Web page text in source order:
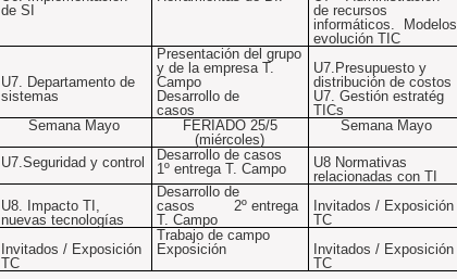
de SI
de recursos
informáticos.
Modelos
evolución TIC
U7. Departamento de
sistemas
Presentación del grupo
y de la empresa T.
Campo
Desarrollo de
casos
U7.Presupuesto y
distribución de costos
U7. Gestión estratég
TICs
Semana Mayo
FERIADO 25/5
(miércoles)
Semana Mayo
U7.Seguridad y control
Desarrollo de casos
1º entrega T. Campo
U8 Normativas
relacionadas con TI
U8. Impacto TI,
nuevas tecnologías
Desarrollo de
casos
2º entrega
T. Campo
Invitados / Exposición
TC
Invitados / Exposición
TC
Trabajo de campo
Exposición
Invitados / Exposición
TC